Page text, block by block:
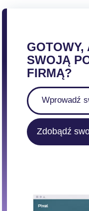
GOTOWY,
SWOJĄ
FIRMĄ?
Zdobądź